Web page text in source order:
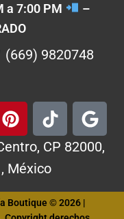
a 7:00 PM
–
(669) 9820748
CP 82000,
México
Boutique © 2026 |